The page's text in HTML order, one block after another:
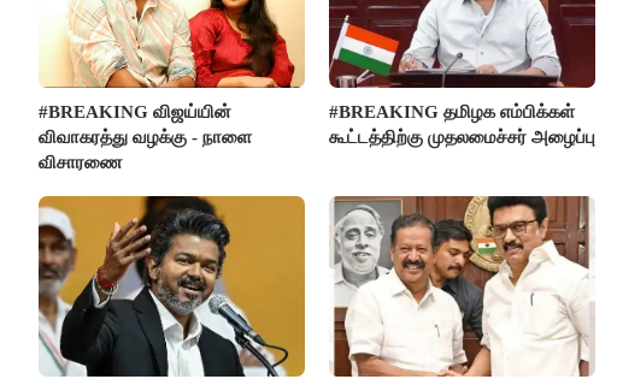
#BREAKING விஜய்யின்
விவாகரத்து வழக்கு - நாளை
விசாரணை
#BREAKING தமிழக எம்பிக்கள்
கூட்டத்திற்கு முதலமைச்சர் அழைப்பு